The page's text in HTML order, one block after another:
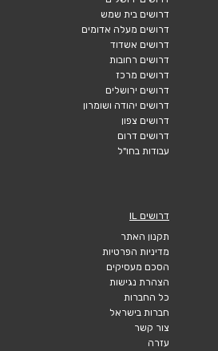
דרושים בית שמש
דרושים מעלה אדומים
דרושים אשדוד
דרושים רחובות
דרושים מרכז
דרושים ירושלים
דרושים יהודה ושומרון
דרושים צפון
דרושים דרום
עבודות בחו"ל
דרושים IL
תקנון האתר
מדיניות הפרטיות
הסכם מעסיקים
הצהרת נגישות
כל החברות
חברות בישראל
צור קשר
עזרה